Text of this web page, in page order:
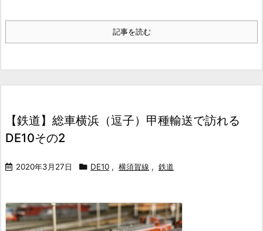
記事を読む
【鉄道】総車横浜（逗子）甲種輸送で訪れる
DE10その2
2020年3月27日 DE10 , 横須賀線 , 鉄道